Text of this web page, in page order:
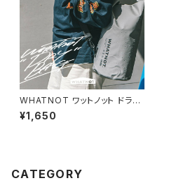
WHATNOT ワットノット ドライ
バッグ 10L
¥1,650
CATEGORY